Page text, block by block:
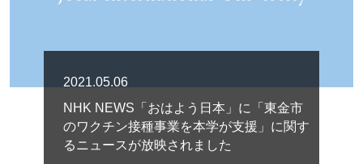
2021.05.06
NHK NEWS「おはよう日本」に「東金市
のワクチン接種事業を本学が支援」に関す
るニュースが放映されました